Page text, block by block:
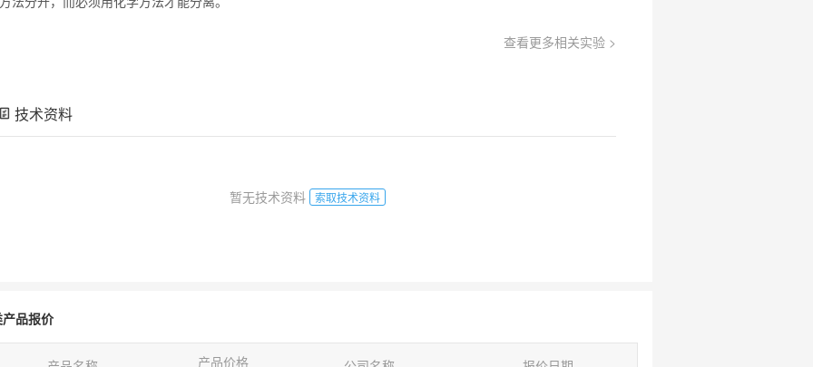
查看更多相关实验 >
技术资料
暂无技术资料 索取技术资料
品报价
产品价格